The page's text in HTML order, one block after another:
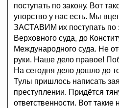
поступать по закону. Вот
упорство у нас есть. Мы
ЗАСТАВИМ их поступать по
Верховного суда, до
Международного суда. Не
руки. Наше дело правое!
На сегодня дело дошло до
Тулы пришлось написать
преступлении. Придётся
ответственности. Вот такие